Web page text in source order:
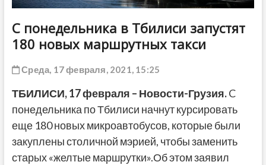
С понедельника в Тбилиси запустят
180 новых маршрутных такси
Среда, 17 февраля, 2021, 15:25
ТБИЛИСИ,17 февраля – Новости-Грузия.C
понедельника по Тбилиси начнут курсировать
еще 180 новых микроавтобусов, которые были
закуплены столичной мэрией, чтобы заменить
старых «желтые маршрутки».Об этом заявил